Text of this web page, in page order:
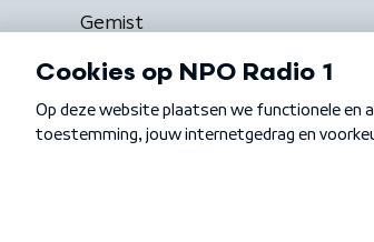
Gemist
Algemene voorwaarden Privacybeleid